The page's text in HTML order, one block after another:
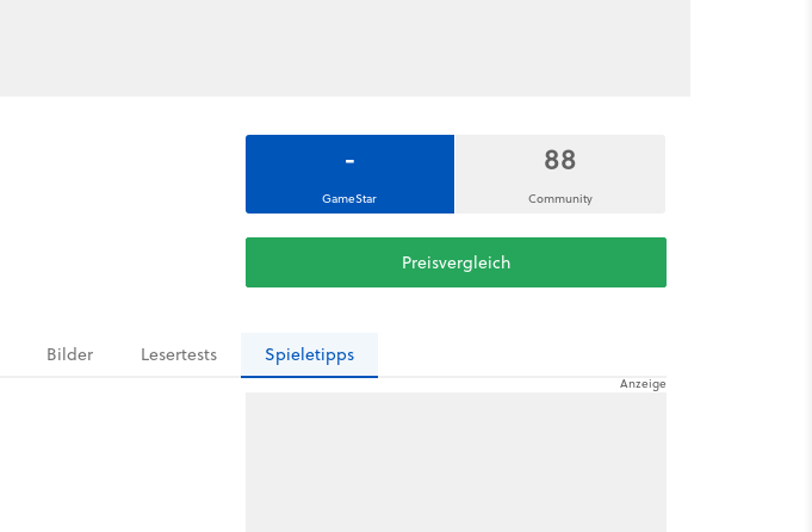
-
GameStar
88
Community
Preisvergleich
Bilder Lesertests Spieletipps